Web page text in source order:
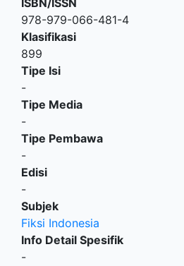
ISBN/ISSN
978-979-066-481-4
Klasifikasi
899
Tipe Isi
-
Tipe Media
-
Tipe Pembawa
-
Edisi
-
Subjek
Fiksi Indonesia
Info Detail Spesifik
-